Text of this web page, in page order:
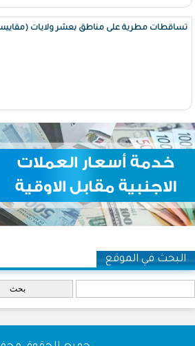
تساقطات مطرية على مناطق بعشر ولايات
البحث في الموقع